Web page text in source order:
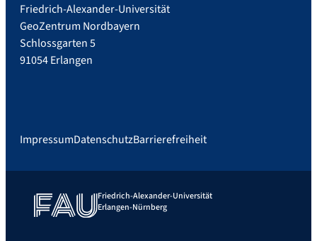
Friedrich-Alexander-Universität
GeoZentrum Nordbayern
Schlossgarten 5
91054 Erlangen
ImpressumDatenschutzBarrierefreiheit
Friedrich-Alexander-Universität
Erlangen-Nürnberg